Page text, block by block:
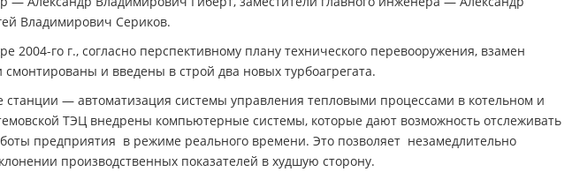
Владимирович Сериков.
2004-го г., согласно перспективному плану технического перевооружения, взамен
и введены в строй два новых турбоагрегата.
— автоматизация системы управления тепловыми процессами в котельном и
ТЭЦ внедрены компьютерные системы, которые дают возможность отслеживать
предприятия в режиме реального времени. Это позволяет незамедлительно
производственных показателей в худшую сторону.